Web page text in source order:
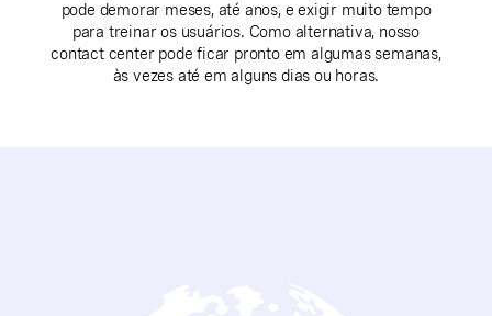
pode demorar meses, até anos, e exigir muito tempo
para treinar os usuários. Como alternativa, nosso
contact center pode ficar pronto em algumas semanas,
às vezes até em alguns dias ou horas.